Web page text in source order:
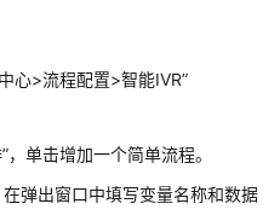
心>流程配置>智能IVR”
”，单击增加一个简单流程。
弹出窗口中填写变量名称和数据